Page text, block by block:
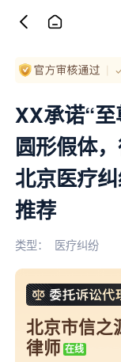
XX承诺“
圆形假体
北京医疗
推荐
类型： 医疗纠纷
北京市信之
律师 在线